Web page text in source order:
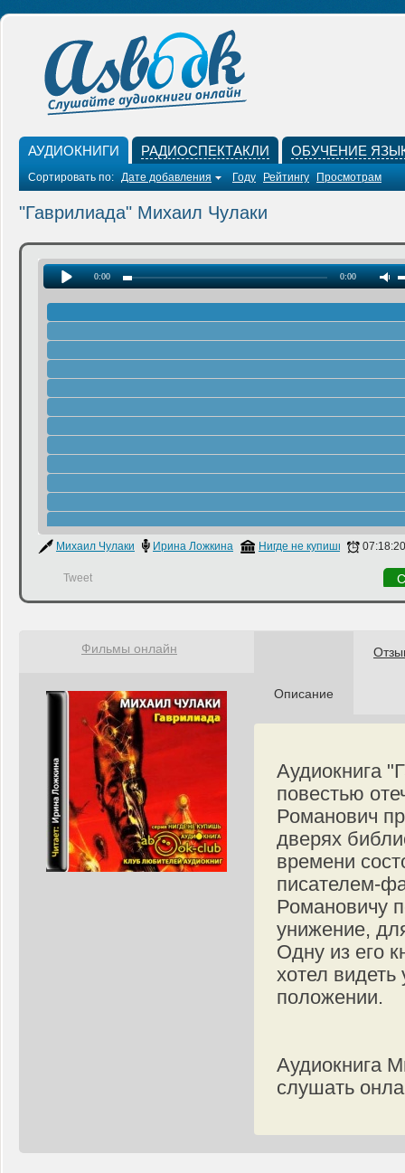
АУДИОКНИГИ РАДИОСПЕКТАКЛИ ОБУЧЕНИЕ
Сортировать по: Дате добавления Году Рейтингу Просмотрам
"Гаврилиада" Михаил Чулаки
0:00 0:00
Михаил Чулаки Ирина Ложкина Нигде не купишь 07:18:20
Tweet
Описание
Аудиокнига
повестью
Романович
дверях
времени
писателем-
Романовичу
унижение,
Одну из его
хотел
положении.
Аудиокнига
слушать
Фильмы онлайн